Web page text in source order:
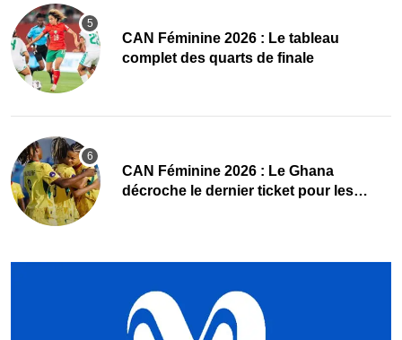
CAN Féminine 2026 : Le tableau
complet des quarts de finale
CAN Féminine 2026 : Le Ghana
décroche le dernier ticket pour les